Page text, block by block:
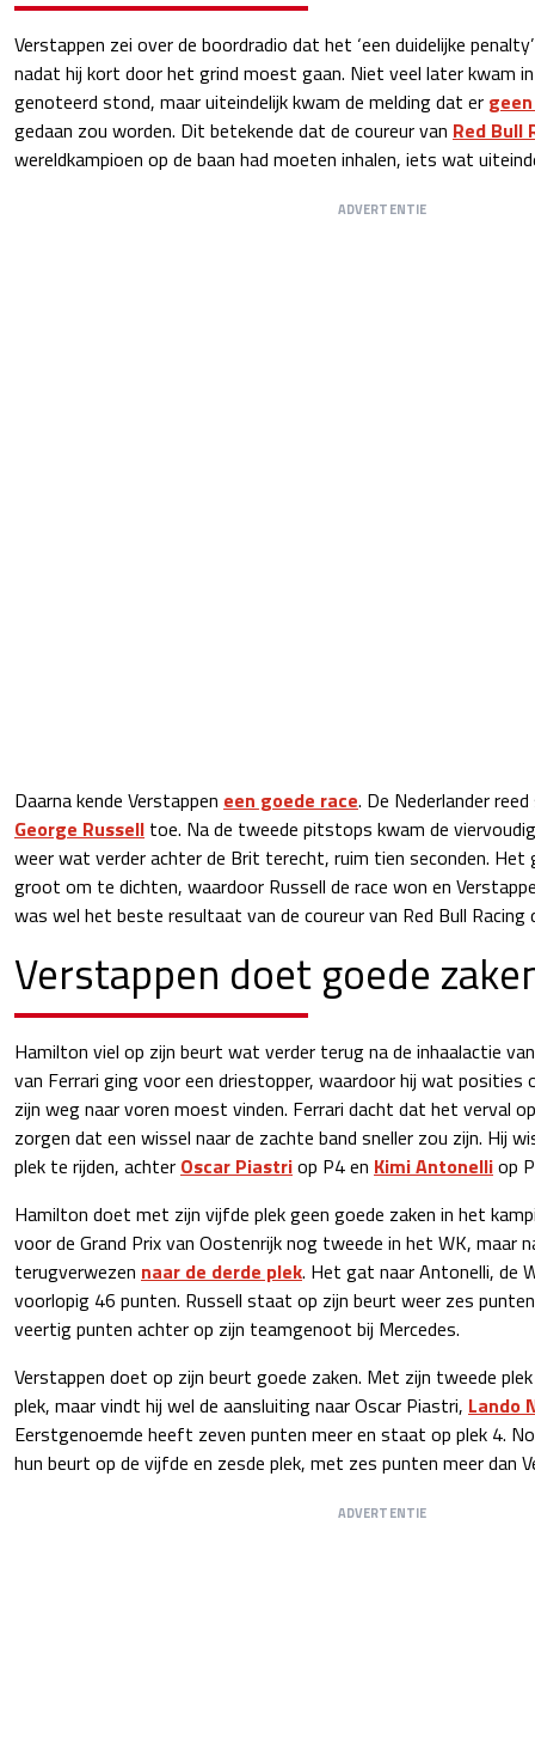
Verstappen zei over de boordradio dat het ‘een duidelijke
nadat hij kort door het grind moest gaan. Niet veel later kwam
genoteerd stond, maar uiteindelijk kwam de melding dat er
gedaan zou worden. Dit betekende dat de coureur van Red Bull
wereldkampioen op de baan had moeten inhalen, iets wat
ADVERTENTIE
Daarna kende Verstappen een goede race. De Nederlander
George Russell toe. Na de tweede pitstops kwam de
weer wat verder achter de Brit terecht, ruim tien seconden. Het
groot om te dichten, waardoor Russell de race won en
was wel het beste resultaat van de coureur van Red Bull Racing
Verstappen doet goede
Hamilton viel op zijn beurt wat verder terug na de inhaalactie
van Ferrari ging voor een driestopper, waardoor hij wat posities
zijn weg naar voren moest vinden. Ferrari dacht dat het verval
zorgen dat een wissel naar de zachte band sneller zou zijn. Hij
plek te rijden, achter Oscar Piastriop P4 en Kimi Antonelliop
Hamilton doet met zijn vijfde plek geen goede zaken in het
voor de Grand Prix van Oostenrijk nog tweede in het WK, maar
terugverwezen naar de derde plek. Het gat naar Antonelli, de
voorlopig 46 punten. Russell staat op zijn beurt weer zes
veertig punten achter op zijn teamgenoot bij Mercedes.
Verstappen doet op zijn beurt goede zaken. Met zijn tweede
plek, maar vindt hij wel de aansluiting naar Oscar Piastri, Lando
Eerstgenoemde heeft zeven punten meer en staat op plek 4.
hun beurt op de vijfde en zesde plek, met zes punten meer dan
ADVERTENTIE